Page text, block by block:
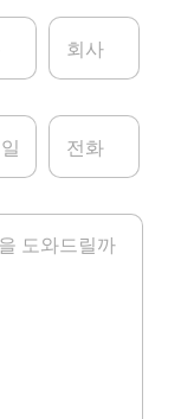
회
전